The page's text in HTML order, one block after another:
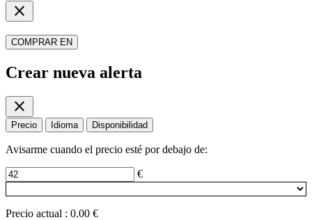
close
COMPRAR EN
Crear nueva alerta
close
Precio Idioma Disponibilidad
Avisarme cuando el precio esté por debajo de:
€
Precio actual : 0.00 €